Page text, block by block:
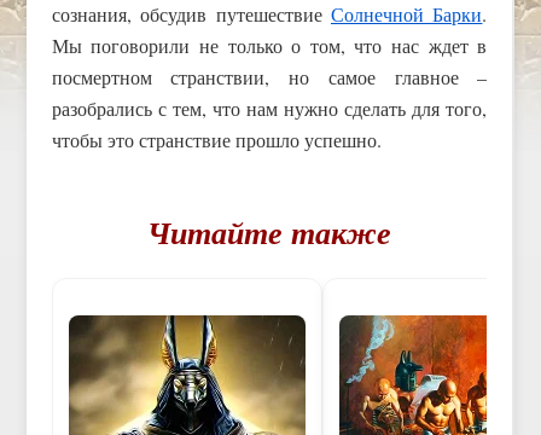
сознания, обсудив путешествие Солнечной Барки.
Мы поговорили не только о том, что нас ждет в
посмертном странствии, но самое главное –
разобрались с тем, что нам нужно сделать для того,
чтобы это странствие прошло успешно.
Читайте также